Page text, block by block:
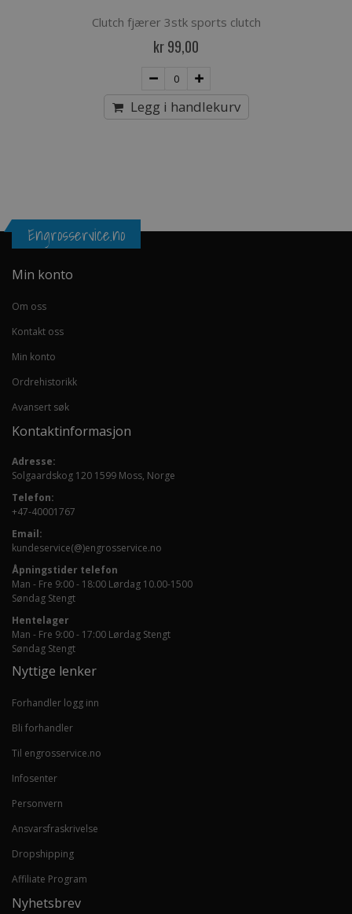
Clutch fjærer 3stk sports clutch
kr 99,00
Legg i handlekurv
Engrosservice.no
Min konto
Om oss
Kontakt oss
Min konto
Ordrehistorikk
Avansert søk
Kontaktinformasjon
Adresse:
Solgaardskog 120 1599 Moss, Norge
Telefon:
+47-40001767
Email:
kundeservice(@)engrosservice.no
Åpningstider telefon
Man - Fre 9:00 - 18:00 Lørdag 10.00-1500
Søndag Stengt
Hentelager
Man - Fre 9:00 - 17:00 Lørdag Stengt
Søndag Stengt
Nyttige lenker
Forhandler logg inn
Bli forhandler
Til engrosservice.no
Infosenter
Personvern
Ansvarsfraskrivelse
Dropshipping
Affiliate Program
Nyhetsbrev